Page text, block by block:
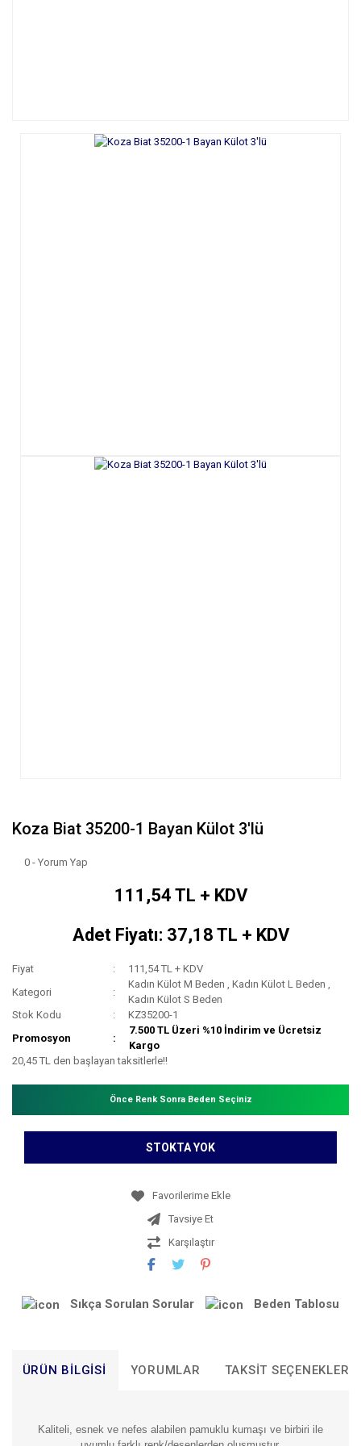
Koza Biat 35200-1 Bayan Külot 3'lü
0 - Yorum Yap
111,54 TL + KDV
Adet Fiyatı: 37,18 TL + KDV
Fiyat
111,54 TL + KDV
Kategori
Kadın Külot M Beden ,Kadın Külot L Beden ,
Kadın Külot S Beden
Stok Kodu
KZ35200-1
Promosyon
7.500 TL Üzeri %10 İndirim ve Ücretsiz
Kargo
20,45 TL den başlayan taksitlerle!!
Önce Renk Sonra Beden Seçiniz
STOKTA YOK
Tavsiye Et
Karşılaştır
Sıkça Sorulan Sorular Beden Tablosu
ÜRÜN BILGISI YORUMLAR TAKSIT SEÇENEKLERI
Kaliteli, esnek ve nefes alabilen pamuklu kumaşı ve birbiri ile